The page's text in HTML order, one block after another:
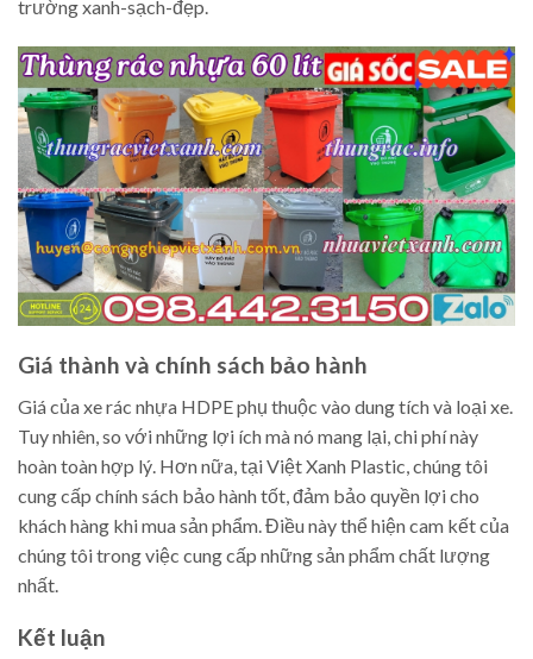
trường xanh-sạch-đẹp.
Giá thành và chính sách bảo hành
Giá của xe rác nhựa HDPE phụ thuộc vào dung tích và loại xe.
Tuy nhiên, so với những lợi ích mà nó mang lại, chi phí này
hoàn toàn hợp lý. Hơn nữa, tại Việt Xanh Plastic, chúng tôi
cung cấp chính sách bảo hành tốt, đảm bảo quyền lợi cho
khách hàng khi mua sản phẩm. Điều này thể hiện cam kết của
chúng tôi trong việc cung cấp những sản phẩm chất lượng
nhất.
Kết luận